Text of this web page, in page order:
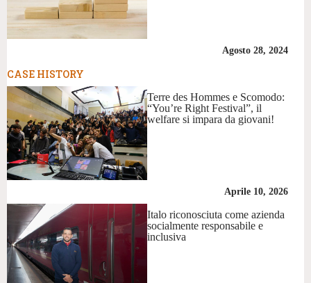
Agosto 28, 2024
CASE HISTORY
Terre des Hommes e Scomodo:
“You’re Right Festival”, il
welfare si impara da giovani!
Aprile 10, 2026
Italo riconosciuta come azienda
socialmente responsabile e
inclusiva